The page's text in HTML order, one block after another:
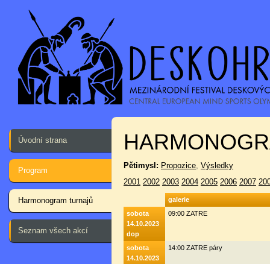
Úvodní strana
Program
Harmonogram turnajů
Seznam všech akcí
Pětimysl: Propozice, Výsledky
2001 2002 2003 2004 2005 2006 2007
galerie
sobota
14.10.2023
dop
09:00 ZATRE
sobota
14.10.2023
14:00 ZATRE páry